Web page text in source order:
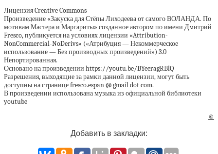
Лицензия Creative Commons
Произведение «Закуска для Стёпы Лиходеева от самого ВОЛАНДА. По
мотивам Мастера и Маргариты» созданное автором по имени Дмитрий
Fresco, публикуется на условиях лицензии «Attribution-
NonCommercial-NoDerivs» («Атрибуция — Некоммерческое
использование — Без производных произведений») 3.0
Непортированная.
Основано на произведении https://youtu.be/BYeeragRBlQ
Разрешения, выходящие за рамки данной лицензии, могут быть
доступны на странице fresco.espan @ gmail dot com.
В произведении использована музыка из официальной библиотеки
youtube
©
Добавить в закладки: